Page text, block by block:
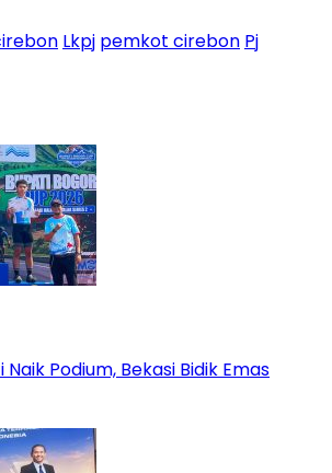
Lkpj pemkot cirebon Pj
Podium, Bekasi Bidik Emas